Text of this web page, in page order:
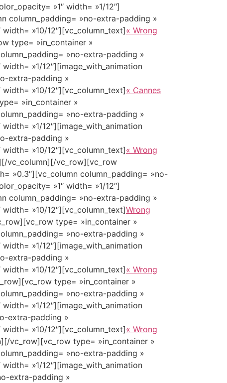
»1″ width= »1/12″]
column_padding= »no-extra-padding »
»10/12″][vc_column_text]« Wrong
type= »in_container »
»no-extra-padding »
»1/12″][image_with_animation
extra-padding »
»10/12″][vc_column_text]« Cannes
»in_container »
»no-extra-padding »
»1/12″][image_with_animation
extra-padding »
»10/12″][vc_column_text]« Wrong
vc_column][/vc_row][vc_row
»0.3″][vc_column column_padding= »no-
»1″ width= »1/12″]
column_padding= »no-extra-padding »
»10/12″][vc_column_text]Wrong
type= »in_container »
»no-extra-padding »
»1/12″][image_with_animation
extra-padding »
»10/12″][vc_column_text]« Wrong
type= »in_container »
»no-extra-padding »
»1/12″][image_with_animation
extra-padding »
»10/12″][vc_column_text]« Wrong
vc_row][vc_row type= »in_container »
»no-extra-padding »
»1/12″][image_with_animation
extra-padding »